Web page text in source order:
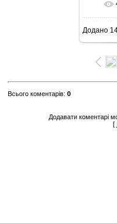
Додано
Всього коментарів: 0
Додавати коментарі
[